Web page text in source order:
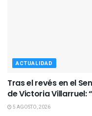
ACTUALIDAD
Tras el revés en el
de Victoria Villarruel:
5 AGOSTO, 2026